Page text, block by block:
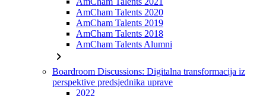
AmCham Talents 2020
AmCham Talents 2019
AmCham Talents 2018
AmCham Talents Alumni
chevron_right
Boardroom Discussions: Digitalna transformacija iz
perspektive predsjednika uprave
2022